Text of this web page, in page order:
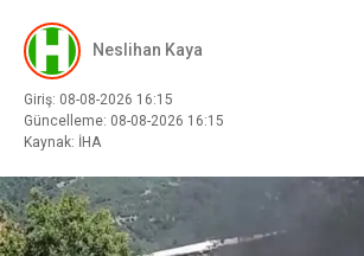
Neslihan Kaya
Giriş: 08-08-2026 16:15
Güncelleme: 08-08-2026 16:15
Kaynak: İHA